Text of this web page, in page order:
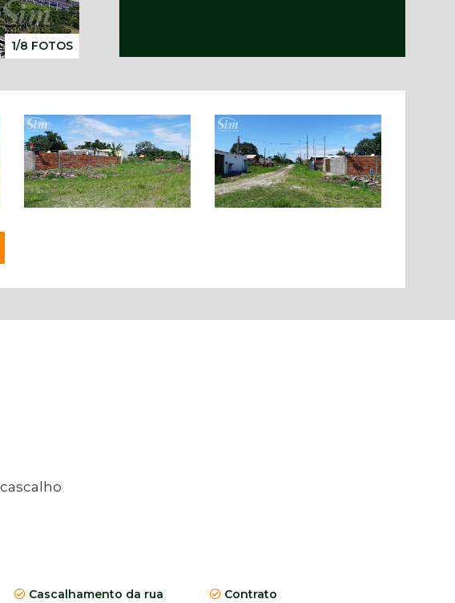
1/8 FOTOS
Cascalhamento da rua
Contrato